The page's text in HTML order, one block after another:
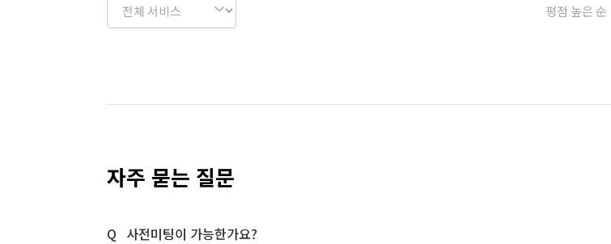
자주 묻는 질문
사전미팅이 가능한가요?